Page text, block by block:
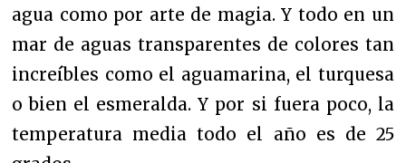
agua como por arte de magia. Y todo en un
mar de aguas transparentes de colores tan
increíbles como el aguamarina, el turquesa
o bien el esmeralda. Y por si fuera poco, la
temperatura media todo el año es de 25